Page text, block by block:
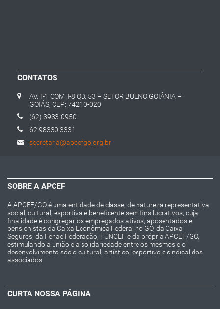
CONTATOS
AV. T-1 COM T-8 QD. 53 – SETOR BUENO GOIÂNIA –
GOIÁS, CEP: 74210-020
(62) 3933-0950
62 98330.3331
secretaria@apcefgo.org.br
SOBRE A APCEF
A APCEF/GO é uma entidade de classe, de natureza representativa
social, cultural, esportiva e beneficente sem fins lucrativos, cuja
finalidade é congregar os empregados ativos, aposentados e
pensionistas da Caixa Econômica Federal no GO, da Caixa
Seguros, da Fenae Federação, FUNCEF e da própria APCEF/GO,
estimulando a união e a solidariedade entre os mesmos e o
desenvolvimento sócio cultural, artístico, esportivo e sindical dos
associados.
CURTA NOSSA PÁGINA